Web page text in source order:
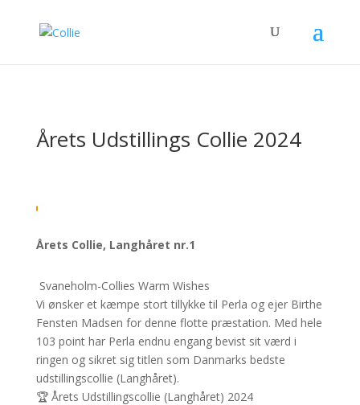
Årets Udstillings Collie 2024
Årets Collie, Langhåret nr.1
Svaneholm-Collies Warm Wishes
Vi ønsker et kæmpe stort tillykke til Perla og ejer Birthe
Fensten Madsen for denne flotte præstation. Med hele
103 point har Perla endnu engang bevist sit værd i
ringen og sikret sig titlen som Danmarks bedste
udstillingscollie (Langhåret).
🏆 Årets Udstillingscollie (Langhåret) 2024